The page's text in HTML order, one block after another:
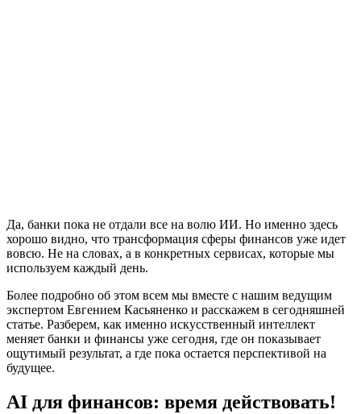
Да, банки пока не отдали все на волю ИИ. Но именно здесь
хорошо видно, что трансформация сферы финансов уже идет
вовсю. Не на словах, а в конкретных сервисах, которые мы
используем каждый день.
Более подробно об этом всем мы вместе с нашим ведущим
экспертом Евгением Касьяненко и расскажем в сегодняшней
статье. Разберем, как именно искусственный интеллект
меняет банки и финансы уже сегодня, где он показывает
ощутимый результат, а где пока остается перспективой на
будущее.
AI для финансов: время действовать!